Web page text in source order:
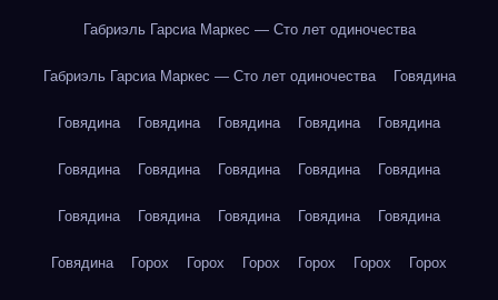
Габриэль Гарсиа Маркес — Сто лет одиночества
Габриэль Гарсиа Маркес — Сто лет одиночества Говядина
Говядина Говядина Говядина Говядина Говядина
Говядина Говядина Говядина Говядина Говядина
Говядина Говядина Говядина Говядина Говядина
Говядина Горох Горох Горох Горох Горох Горох